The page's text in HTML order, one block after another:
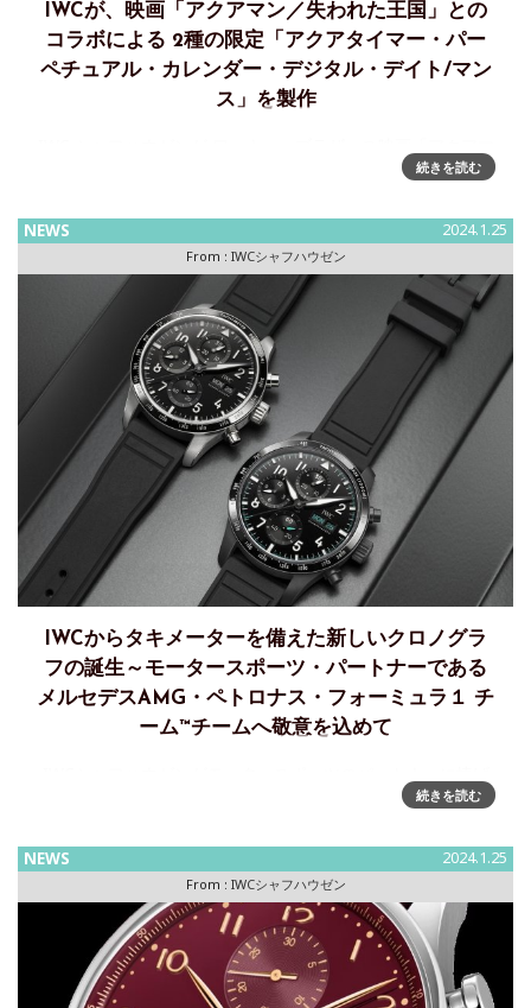
IWCが、映画「アクアマン／失われた王国」との
コラボによる 2種の限定「アクアタイマー・パー
ペチュアル・カレンダー・デジタル・デイト/マン
ス」を製作
ン／失われた王国」のコラボレーションにより、2種の限定
ル・デイト/マンス」を製作IWCシャフハウゼンは、ワーナ
ー・ブラザ
続きを読む
NEWS 2024.1.25
From : IWCシャフハウゼン
IWCからタキメーターを備えた新しいクロノグラ
フの誕生～モータースポーツ・パートナーである
メルセデスAMG・ペトロナス・フォーミュラ１ チ
ーム™チームへ敬意を込めて
る、タキメーターを備えた新性能クロノグラフを発表ラスベ
スポーツのパートナーであるメルセデスAMGおよびメルセデ
続きを読む
NEWS 2024.1.25
From : IWCシャフハウゼン